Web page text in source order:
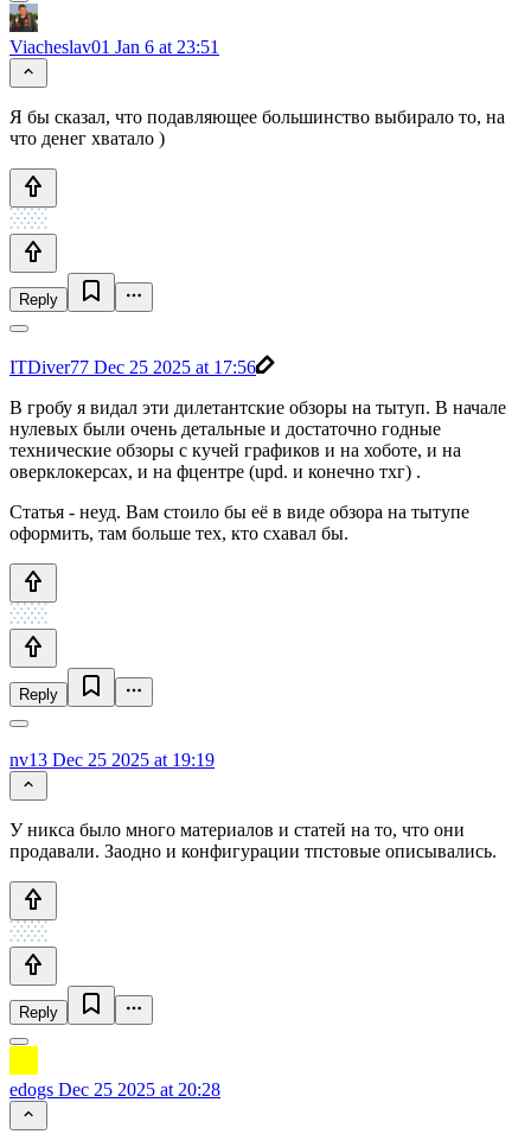
Viacheslav01 Jan 6 at 23:51
Я бы сказал, что подавляющее большинство выбирало то, на
что денег хватало )
Reply
ITDiver77 Dec 25 2025 at 17:56
В гробу я видал эти дилетантские обзоры на тытуп. В начале
нулевых были очень детальные и достаточно годные
технические обзоры с кучей графиков и на хоботе, и на
оверклокерсах, и на фцентре (upd. и конечно тхг) .
Статья - неуд. Вам стоило бы её в виде обзора на тытупе
оформить, там больше тех, кто схавал бы.
Reply
nv13 Dec 25 2025 at 19:19
У никса было много материалов и статей на то, что они
продавали. Заодно и конфигурации тпстовые описывались.
Reply
edogs Dec 25 2025 at 20:28